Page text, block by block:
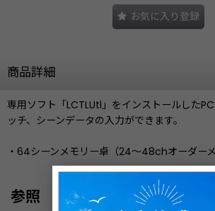
お気に入り登録
商品詳細
専用ソフト「LCTLUtl」をインストールした
ッチ、シーンデータの入力ができます。
・64シーンメモリー卓（24〜48chオーダーメ
参照